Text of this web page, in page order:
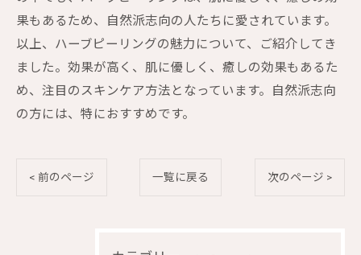
果もあるため、自然派志向の人たちに愛されています。
以上、ハーブピーリングの魅力について、ご紹介してき
ました。効果が高く、肌に優しく、癒しの効果もあるた
め、注目のスキンケア方法となっています。自然派志向
の方には、特におすすめです。
< 前のページ 一覧に戻る 次のページ >